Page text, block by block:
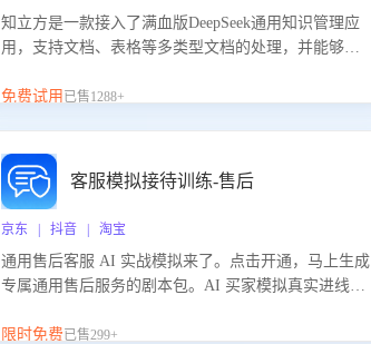
知立方是一款接入了满血版DeepSeek通用知识管理应
用，支持文档、表格等多类型文档的处理，并能够基
景提供强大的知识支持，帮助用户高效管理和利用知
免费试用 已售1288+
客服模拟接待训练-售后
京东 | 抖音 | 淘宝
通用售后客服 AI 实战模拟来了。点击开通，马上生成
专属通用售后服务的剧本包。AI 买家模拟真实进线咨
咨询等售后场景的应对要点，轻松提升服务能力。
限时免费已售299+